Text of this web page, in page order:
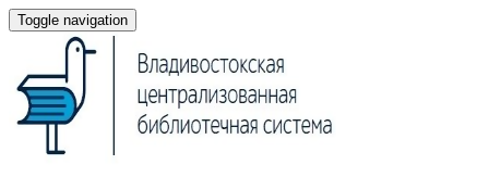
Toggle navigation